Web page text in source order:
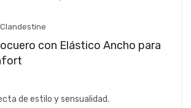
Clandestine
con Elástico Ancho para
de estilo y sensualidad.